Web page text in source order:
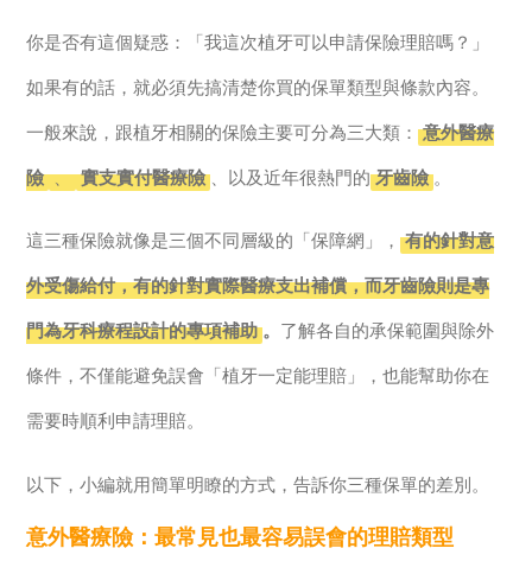
你是否有這個疑惑：「我這次植牙可以申請保險理賠嗎？」
如果有的話，就必須先搞清楚你買的保單類型與條款內容。
一般來說，跟植牙相關的保險主要可分為三大類： 意外醫療
險 、 實支實付醫療險 、以及近年很熱門的 牙齒險 。
這三種保險就像是三個不同層級的「保障網」， 有的針對意
外受傷給付，有的針對實際醫療支出補償，而牙齒險則是專
門為牙科療程設計的專項補助 。 了解各自的承保範圍與除外
條件，不僅能避免誤會「植牙一定能理賠」，也能幫助你在
需要時順利申請理賠。
以下，小編就用簡單明瞭的方式，告訴你三種保單的差別。
意外醫療險：最常見也最容易誤會的理賠類型